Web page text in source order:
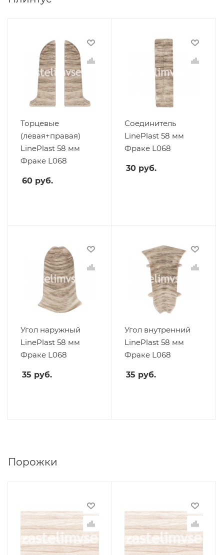
Торцевые
(левая+правая)
LinePlast 58 мм
Фраке L068
60 руб.
Соединитель
LinePlast 58 мм
Фраке L068
30 руб.
Угол наружный
LinePlast 58 мм
Фраке L068
35 руб.
Угол внутренний
LinePlast 58 мм
Фраке L068
35 руб.
Порожки